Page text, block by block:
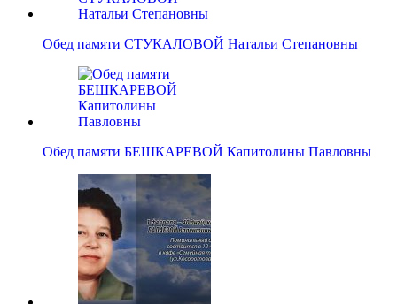
Обед памяти СТУКАЛОВОЙ Натальи Степановны
Обед памяти БЕШКАРЕВОЙ Капитолины Павловны